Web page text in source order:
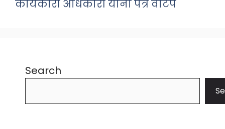
कार्यकारी अधिकारी यांना पत्र वाटप
Search